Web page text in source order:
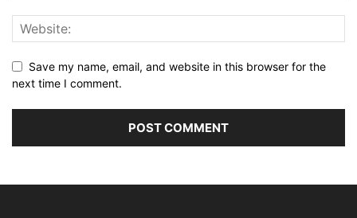
Save my name, email, and website in this browser for the
next time I comment.